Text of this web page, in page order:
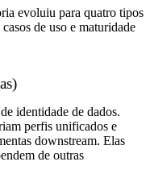
evoluiu para quatro tipos
de uso e maturidade
identidade de dados.
perfis unificados e
downstream. Elas
de outras